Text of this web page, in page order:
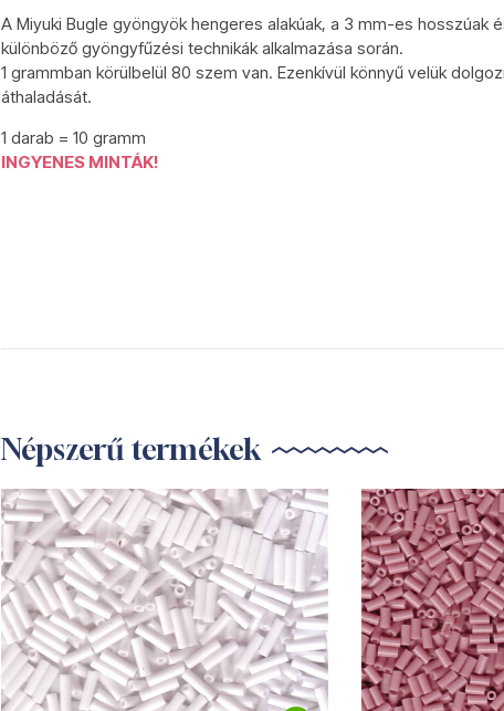
A Miyuki Bugle gyöngyök hengeres alakúak, a 3 mm-es
különböző gyöngyfűzési technikák alkalmazása során.
1 grammban körülbelül 80 szem van. Ezenkívül könnyű velük
áthaladását.
1 darab = 10 gramm
INGYENES MINTÁK!
Népszerű termékek